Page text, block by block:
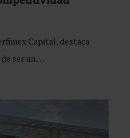
Capital, destaca
ser un …